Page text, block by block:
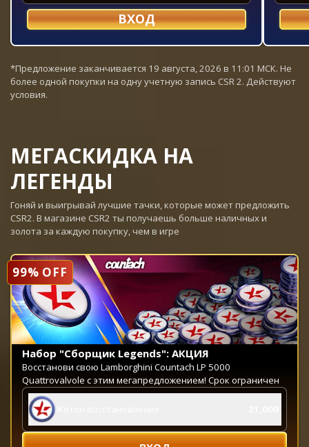
ВХОД
*Предложение заканчивается 19 августа, 2026 в 11:01 МСК. Не
более одной покупки на одну учетную запись CSR 2. Действуют
условия.
МЕГАСКИДКА НА
ЛЕГЕНДЫ
Гоняй и выигрывай лучшие тачки, которые может предложить
CSR2. В магазине CSR2 ты получаешь больше наличных и
золота за каждую покупку, чем в игре
99% OFF
Набор "Сборщик Legends": АКЦИЯ
Восстанови свою Lamborghini Countach LP 5000
Quattrovalvole с этим мегапредложением! Срок ограничен